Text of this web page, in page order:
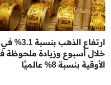
ارتفاع الذهب
خلال أسبوع وزيادة ملحوظة
الأوقية بنسبة 8% عالميًا